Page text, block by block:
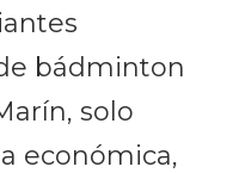
bádminton
solo
económica,